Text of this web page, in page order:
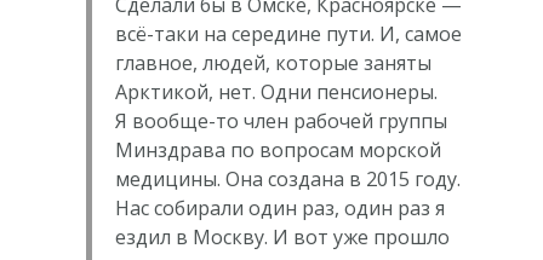
всё-таки на середине пути. И, самое
главное, людей, которые заняты
Арктикой, нет. Одни пенсионеры.
Я вообще-то член рабочей группы
Минздрава по вопросам морской
медицины. Она создана в 2015 году.
Нас собирали один раз, один раз я
ездил в Москву. И вот уже прошло